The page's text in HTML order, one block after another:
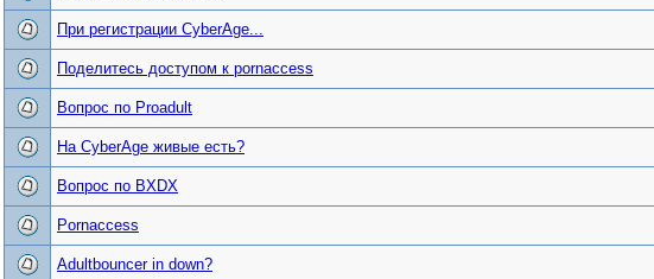
При регистрации CyberAge...
Поделитесь доступом к pornaccess
Вопрос по Proadult
На CyberAge живые есть?
Вопрос по BXDX
Pornaccess
Adultbouncer in down?